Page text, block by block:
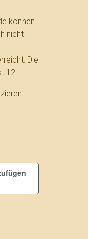
können
nicht
Die
12.